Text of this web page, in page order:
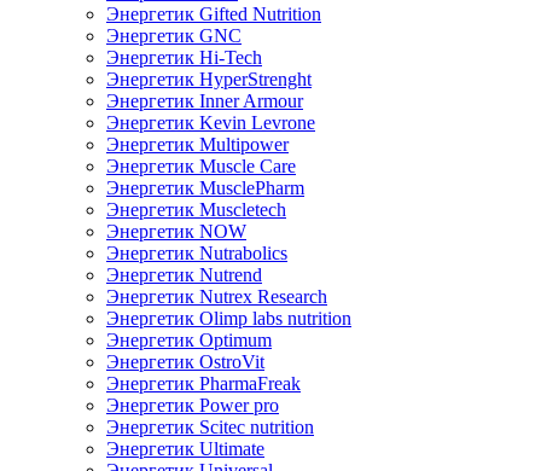
Энергетик Gifted Nutrition
Энергетик GNC
Энергетик Hi-Tech
Энергетик HyperStrenght
Энергетик Inner Armour
Энергетик Kevin Levrone
Энергетик Multipower
Энергетик Muscle Care
Энергетик MusclePharm
Энергетик Muscletech
Энергетик NOW
Энергетик Nutrabolics
Энергетик Nutrend
Энергетик Nutrex Research
Энергетик Olimp labs nutrition
Энергетик Optimum
Энергетик OstroVit
Энергетик PharmaFreak
Энергетик Power pro
Энергетик Scitec nutrition
Энергетик Ultimate